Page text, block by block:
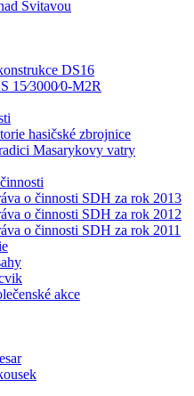
Svitavou
DS16
15⁄3000⁄0-M2R
hasičské zbrojnice
Masarykovy vatry
o činnosti SDH za rok 2013
o činnosti SDH za rok 2012
o činnosti SDH za rok 2011
akce